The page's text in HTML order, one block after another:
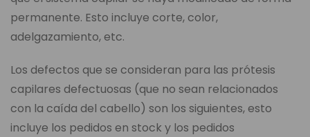
permanente. Esto incluye corte, color,
adelgazamiento, etc.
Los defectos que se consideran para las prótesis
capilares defectuosas (que no sean relacionados
con la caída del cabello) son los siguientes, esto
incluye los pedidos en stock y los pedidos